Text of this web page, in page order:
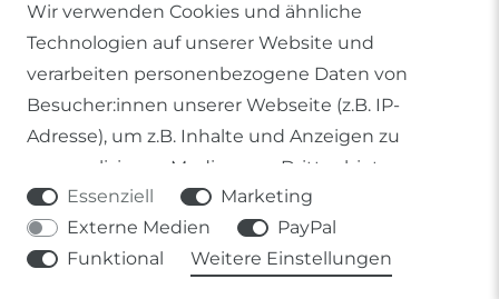
1) Gilt nicht für Sendungen mit Futterinsekten,
Lebendpflanzen, Frostfutter oder lebende Tiere, sowie
Lieferungen per Spedition
2) gilt für sofort lieferbare Artikel und Produkte die keine
gesonderte Versandregelung besitzen.
Prozentangaben von Sonderangeboten auf die Ersparnis
gegenüber der UVP des Herstellers.
Wir verwenden Cookies und ähnliche
Technologien auf unserer Website und
verarbeiten personenbezogene Daten von
Besucher:innen unserer Webseite (z.B. IP-
Adresse), um z.B. Inhalte und Anzeigen zu
personalisieren, Medien von Drittanbietern
einzubinden oder Zugriffe auf unsere Website zu
analysieren. Die Datenverarbeitung erfolgt erst
durch gesetzte Cookies. Wir teilen diese Daten
Essenziell
Marketing
Externe Medien
PayPal
Funktional
Weitere Einstellungen